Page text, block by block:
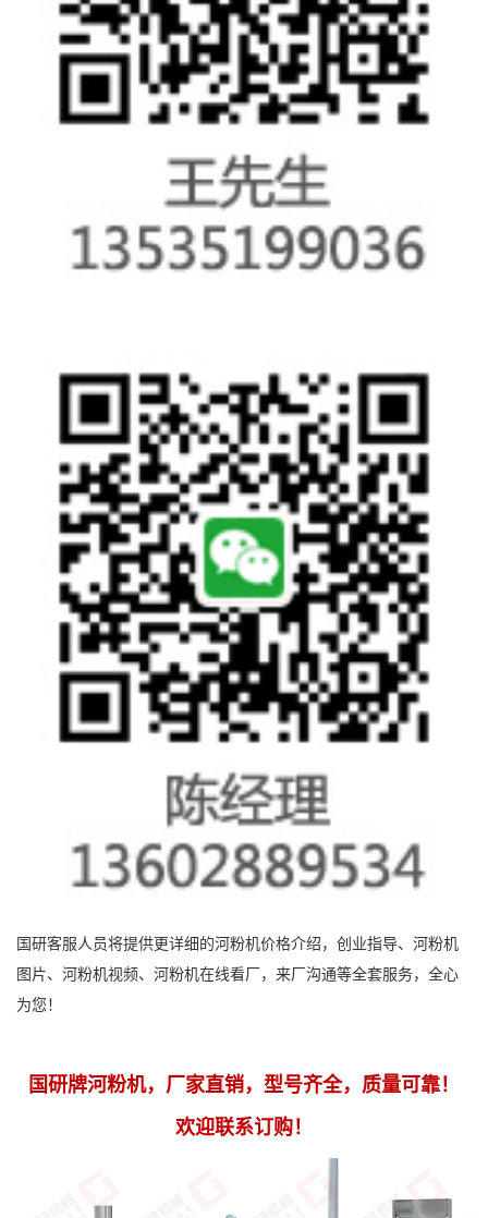
国研客服人员将提供更详细的河粉机价格介绍，创业指导、河粉机
图片、河粉机视频、河粉机在线看厂，来厂沟通等全套服务，全心
为您！
国研牌河粉机，厂家直销，型号齐全，质量可靠！
欢迎联系订购！